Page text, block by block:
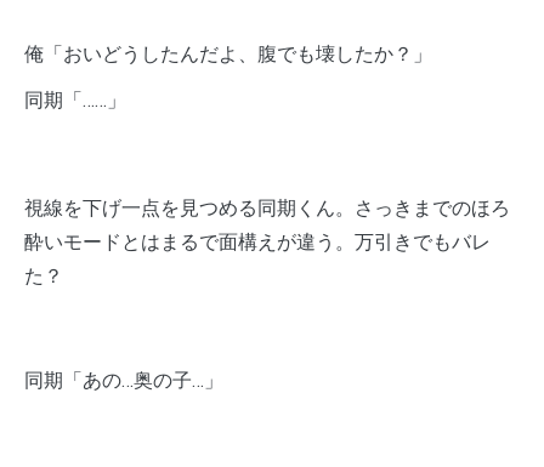
俺「おいどうしたんだよ、腹でも壊したか？」
同期「……」
視線を下げ一点を見つめる同期くん。さっきまでのほろ
酔いモードとはまるで面構えが違う。万引きでもバレ
た？
同期「あの…奥の子…」